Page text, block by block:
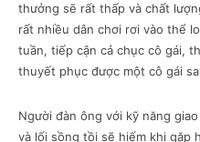
thưởng sẽ rất thấp và chất
rất nhiều dân chơi rơi vào thể
tuần, tiếp cận cả chục cô gái,
thuyết phục được một cô gái
Người đàn ông với kỹ năng
và lối sồng tồi sẽ hiếm khi gặp